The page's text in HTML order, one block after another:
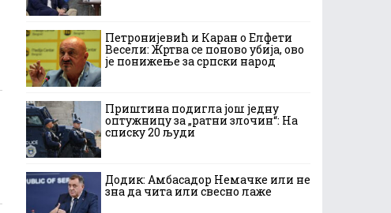
Петронијевић и Каран о Елфети
Весели: Жртва се поново убија, ово
је понижење за српски народ
Приштина подигла још једну
оптужницу за „ратни злочин“: На
списку 20 људи
Додик: Амбасадор Немачке или не
зна да чита или свесно лаже